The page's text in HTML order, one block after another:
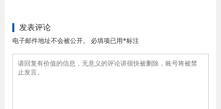
发表评论
电子邮件地址不会被公开。 必填项已用*标注